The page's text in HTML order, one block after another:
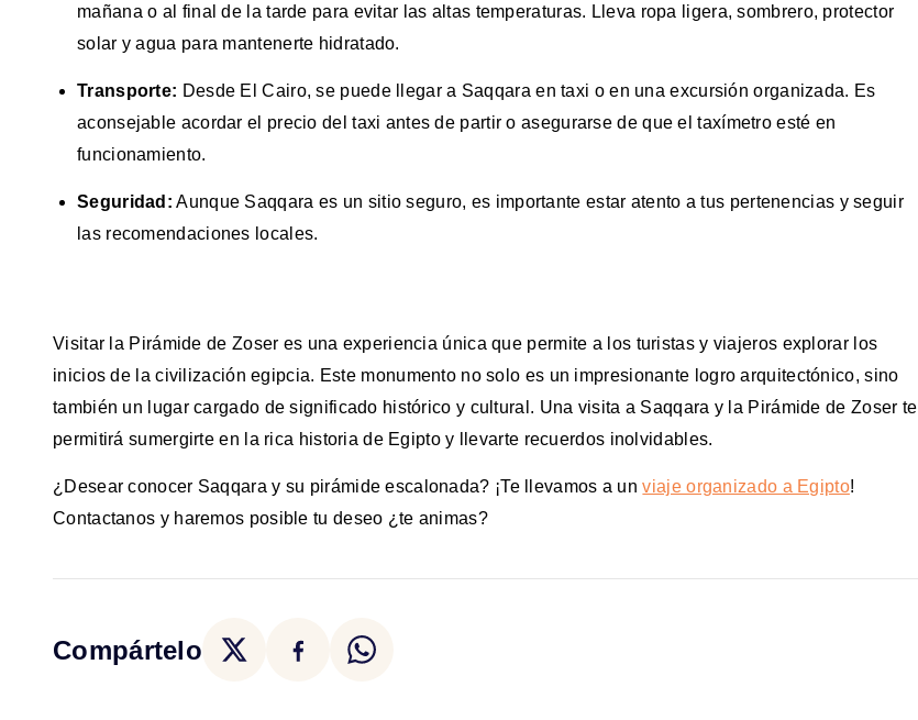
mañana o al final de la tarde para evitar las altas temperaturas. Lleva ropa ligera, sombrero, protector
solar y agua para mantenerte hidratado.
Transporte: Desde El Cairo, se puede llegar a Saqqara en taxi o en una excursión organizada. Es
aconsejable acordar el precio del taxi antes de partir o asegurarse de que el taxímetro esté en
funcionamiento.
Seguridad: Aunque Saqqara es un sitio seguro, es importante estar atento a tus pertenencias y seguir
las recomendaciones locales.
Visitar la Pirámide de Zoser es una experiencia única que permite a los turistas y viajeros explorar los
inicios de la civilización egipcia. Este monumento no solo es un impresionante logro arquitectónico, sino
también un lugar cargado de significado histórico y cultural. Una visita a Saqqara y la Pirámide de Zoser te
permitirá sumergirte en la rica historia de Egipto y llevarte recuerdos inolvidables.
¿Desear conocer Saqqara y su pirámide escalonada? ¡Te llevamos a unviaje organizado a Egipto!
Contactanos y haremos posible tu deseo ¿te animas?
Compártelo